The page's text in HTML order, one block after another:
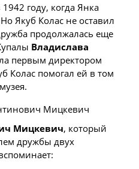
году, когда Янка
Якуб Колас не оставил
продолжалась еще
Владислава
первым директором
Колас помогал ей в том
Мицкевич, который
дружбы двух